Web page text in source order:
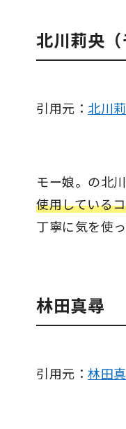
北川莉央（
引用元： 北川
モー娘。の北
使用している
丁寧に気を使
林田真尋
引用元：林田